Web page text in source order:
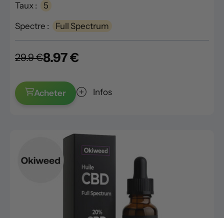
Taux : 5
Spectre : Full Spectrum
29.9 €8.97 €
Acheter Infos